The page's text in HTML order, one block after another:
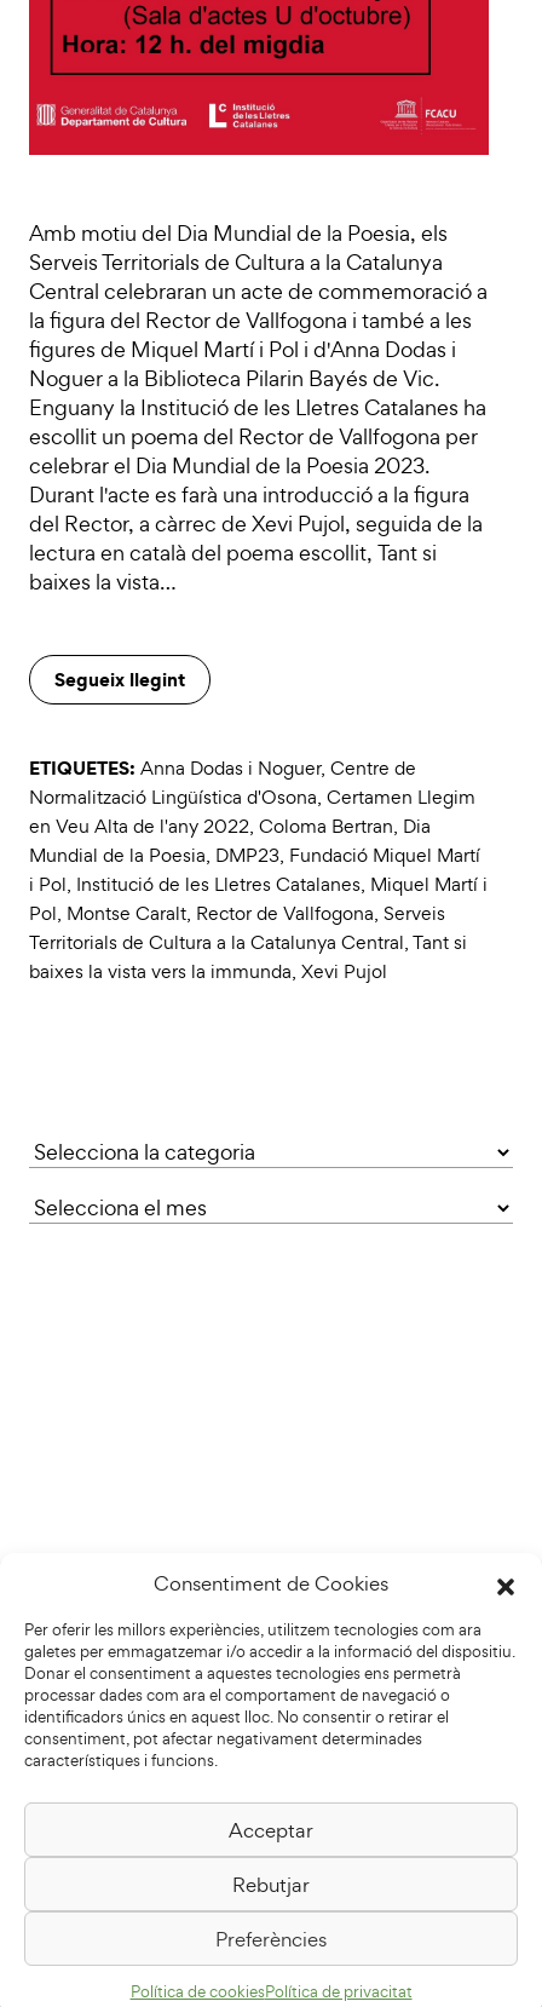
Consentiment de Cookies
Per oferir les millors experiències, utilitzem tecnologies com ara
galetes per emmagatzemar i/o accedir a la informació del dispositiu.
Donar el consentiment a aquestes tecnologies ens permetrà
processar dades com ara el comportament de navegació o
identificadors únics en aquest lloc. No consentir o retirar el
consentiment, pot afectar negativament determinades
característiques i funcions.
Acceptar
Rebutjar
Preferències
Política de cookiesPolítica de privacitat
Amb motiu del Dia Mundial de la Poesia, els
Serveis Territorials de Cultura a la Catalunya
Central celebraran un acte de commemoració a
la figura del Rector de Vallfogona i també a les
figures de Miquel Martí i Pol i d'Anna Dodas i
Noguer a la Biblioteca Pilarin Bayés de Vic.
Enguany la Institució de les Lletres Catalanes ha
escollit un poema del Rector de Vallfogona per
celebrar el Dia Mundial de la Poesia 2023.
Durant l'acte es farà una introducció a la figura
del Rector, a càrrec de Xevi Pujol, seguida de la
lectura en català del poema escollit, Tant si
baixes la vista…
Segueix llegint
ETIQUETES: Anna Dodas i Noguer, Centre de
Normalització Lingüística d'Osona, Certamen Llegim
en Veu Alta de l'any 2022, Coloma Bertran, Dia
Mundial de la Poesia, DMP23, Fundació Miquel Martí
i Pol, Institució de les Lletres Catalanes, Miquel Martí i
Pol, Montse Caralt, Rector de Vallfogona, Serveis
Territorials de Cultura a la Catalunya Central,Tant si
baixes la vista vers la immunda, Xevi Pujol
Categories
Biblioteca Pilarin Bayés
Passeig de la Generalitat, 1
08500 Vic